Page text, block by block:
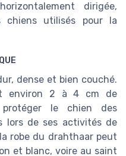
dirigée,
chiens utilisés pour la
dense et bien couché.
environ 2 à 4 cm de
le chien des
lors de ses activités de
robe du drahthaar peut
et blanc, voire au saint